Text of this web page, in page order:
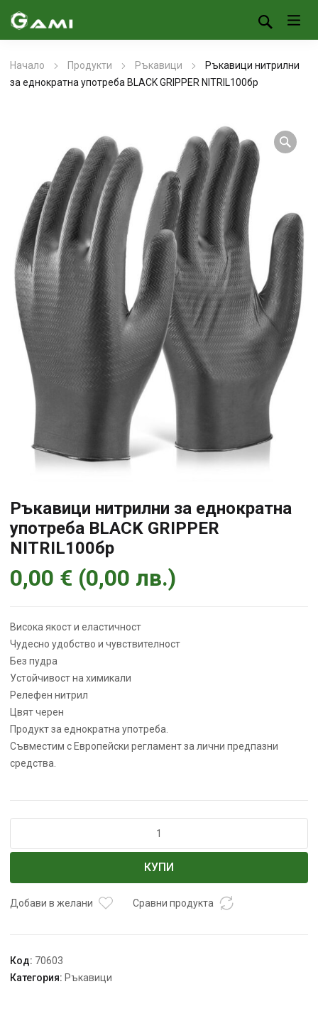
Начало Продукти Ръкавици
Ръкавици нитрилни
за еднократна употреба BLACK GRIPPER NITRIL100бр
Ръкавици нитрилни за еднократна
употреба BLACK GRIPPER
NITRIL100бр
0,00 € (0,00 лв.)
Висока якост и еластичност
Чудесно удобство и чувствителност
Без пудра
Устойчивост на химикали
Релефен нитрил
Цвят черен
Продукт за еднократна употреба.
Съвместим с Европейски регламент за лични предпазни
средства.
Ръкавици
за
еднократна
NITRIL100бр
КУПИ
Добави в желани Сравни продукта
Код: 70603
Категория: Ръкавици